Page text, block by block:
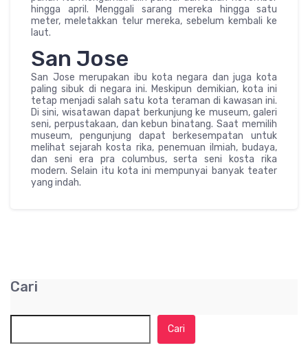
hingga april. Menggali sarang mereka hingga satu
meter, meletakkan telur mereka, sebelum kembali ke
laut.
San Jose
San Jose merupakan ibu kota negara dan juga kota
paling sibuk di negara ini. Meskipun demikian, kota ini
tetap menjadi salah satu kota teraman di kawasan ini.
Di sini, wisatawan dapat berkunjung ke museum, galeri
seni, perpustakaan, dan kebun binatang. Saat memilih
museum, pengunjung dapat berkesempatan untuk
melihat sejarah kosta rika, penemuan ilmiah, budaya,
dan seni era pra columbus, serta seni kosta rika
modern. Selain itu kota ini mempunyai banyak teater
yang indah.
Cari
Cari